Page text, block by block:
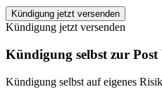
Sonic
Media
Abonnement
kündigen
Kündigung jetzt versenden
Kündigung jetzt versenden
Kündigung selbst zur Post
Kündigung selbst auf eigenes